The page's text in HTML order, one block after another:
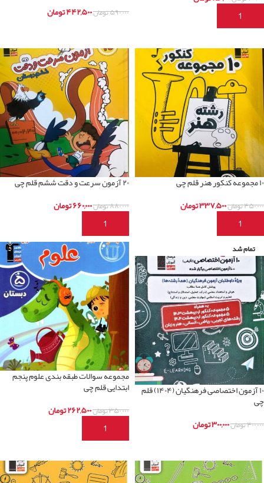
افزودن به سبد خرید ۵۹۰,۰۰۰تومان۴۴۲,۵۰۰تومان
۱۰ مجموعه کنکور هنر قلم چی
۴۵۰,۰۰۰تومان۳۳۷,۵۰۰تومان
افزودن به سبد خرید
۲۰ آزمون سرعت و دقت ششم قلم چی
۸۸۰,۰۰۰تومان۶۶۰,۰۰۰تومان
افزودن به سبد خرید
تمام شد
۱۰ آزمون اختصاصی فرهنگیان (۱۴۰۴) قلم
چی
۴۰۰,۰۰۰تومان۳۰۰,۰۰۰تومان
مجموعه سوالات طبقه بندی علوم پنجم
ابتدایی قلم چی
۳۵۰,۰۰۰تومان۲۶۲,۵۰۰تومان
افزودن به سبد خرید